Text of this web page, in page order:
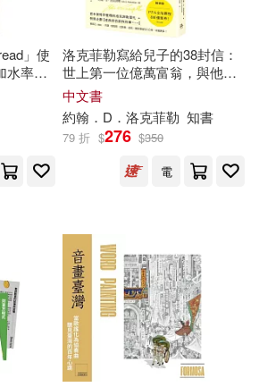
育研發組(12)
林硯俞(12)
博命題研究中心(1
(12)
陳克華(12)
版社(68)
司(67)
版社(66)
」使
水率
貝果、
不厭
!
洛克菲勒寫給兒子的38封信：
世上第一位億萬富翁，與他富
過七代的財富奧祕
中文書
約翰．D．洛克菲勒 知書
79 折 $276 $350
電